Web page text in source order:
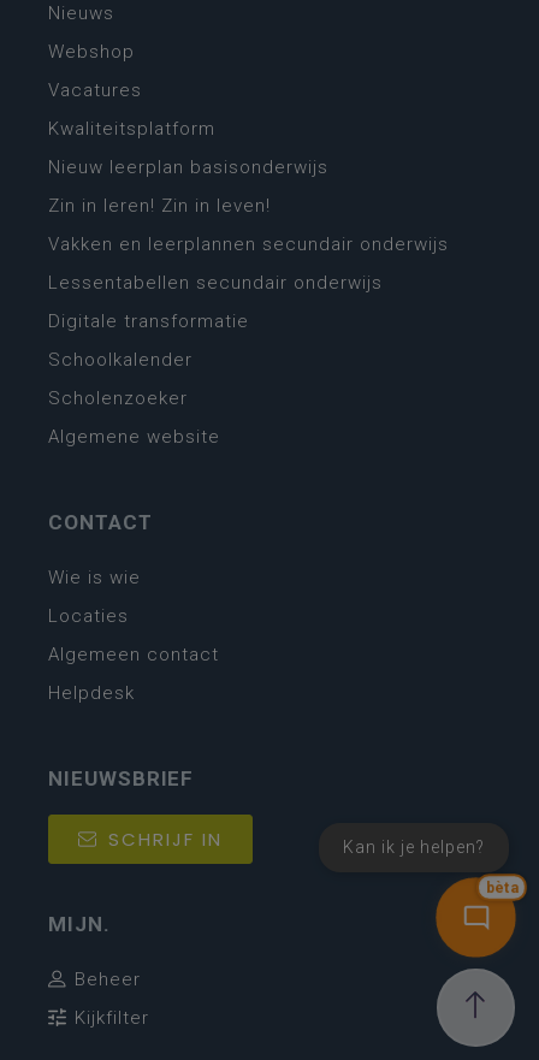
bèta
Kan ik je helpen?
Nieuws
Webshop
Vacatures
Kwaliteitsplatform
Nieuw leerplan basisonderwijs
Zin in leren! Zin in leven!
Vakken en leerplannen secundair onderwijs
Lessentabellen secundair onderwijs
Digitale transformatie
Schoolkalender
Scholenzoeker
Algemene website
CONTACT
Wie is wie
Locaties
Algemeen contact
Helpdesk
NIEUWSBRIEF
SCHRIJF IN
MIJN.
Beheer
Kijkfilter